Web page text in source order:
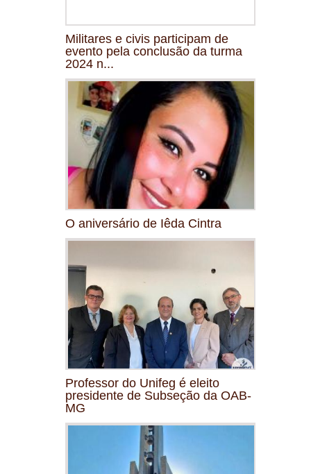
Militares e civis participam de
evento pela conclusão da turma
2024 n...
O aniversário de Iêda Cintra
Professor do Unifeg é eleito
presidente de Subseção da OAB-
MG